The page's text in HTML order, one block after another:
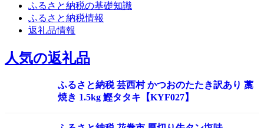
ふるさと納税の基礎知識
ふるさと納税情報
返礼品情報
人気の返礼品
ふるさと納税 芸西村 かつおのたたき訳あり 藁
焼き 1.5kg 鰹タタキ【KYF027】